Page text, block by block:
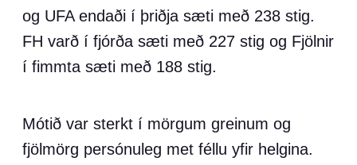
og UFA endaði í þriðja sæti með 238 stig.
FH varð í fjórða sæti með 227 stig og Fjölnir
í fimmta sæti með 188 stig.
Mótið var sterkt í mörgum greinum og
fjölmörg persónuleg met féllu yfir helgina.